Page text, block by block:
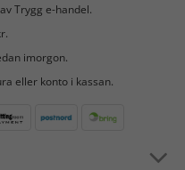
Trygg e-handel.
imorgon.
eller konto i kassan.